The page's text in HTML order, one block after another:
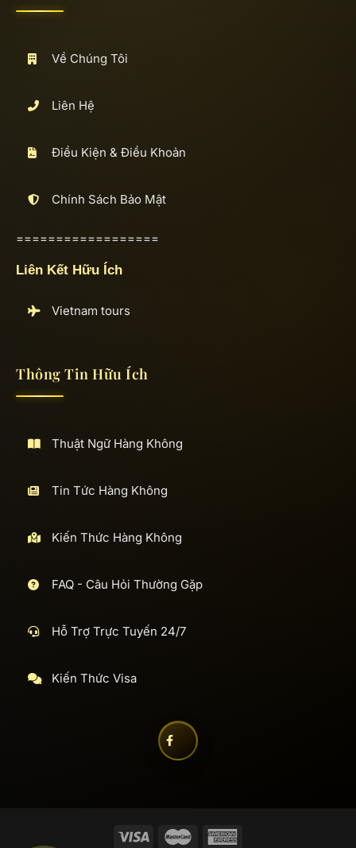
Về Chúng Tôi
Liên Hệ
Điều Kiện & Điều Khoản
Chính Sách Bảo Mật
==================
Liên Kết Hữu Ích
Vietnam tours
Thông Tin Hữu Ích
Thuật Ngữ Hàng Không
Tin Tức Hàng Không
Kiến Thức Hàng Không
FAQ - Câu Hỏi Thường Gặp
Hỗ Trợ Trực Tuyến 24/7
Kiến Thức Visa